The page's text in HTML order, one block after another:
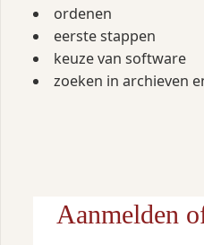
ordenen
eerste stappen
keuze van software
zoeken in archieven
Aanmelden